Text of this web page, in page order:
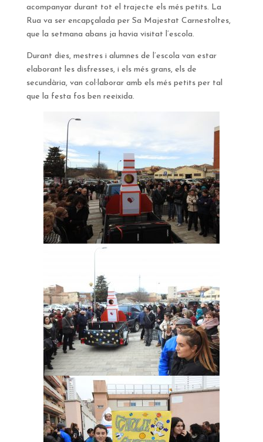
acompanyar durant tot el trajecte els més petits. La
Rua va ser encapçalada per Sa Majestat Carnestoltes,
que la setmana abans ja havia visitat l’escola.
Durant dies, mestres i alumnes de l’escola van estar
elaborant les disfresses, i els més grans, els de
secundària, van col·laborar amb els més petits per tal
que la festa fos ben reeixida.